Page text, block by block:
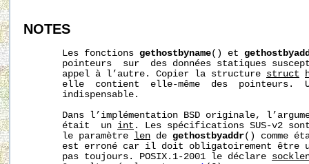
NOTES
       Les fonctions
gethostbyname() et
pointeurs  sur  des données statiques
       appel à l’autre. Copier la structure
struct
elle  contient  elle-même  des  pointeurs.
       indispensable.
Dans l’implémentation BSD originale,
       était  un
int . Les spécifications SUS-v2
       le paramètre
len de gethostbyaddr() comme
est erroné car il doit obligatoirement être
       pas toujours. POSIX.1-2001 le déclare